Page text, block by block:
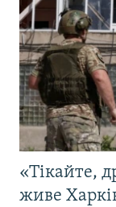
«Тікайте,
живе